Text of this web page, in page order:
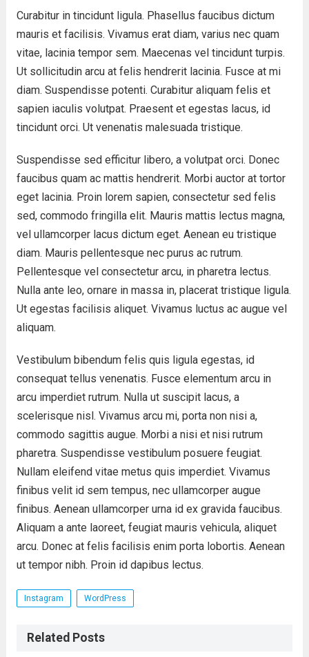
Curabitur in tincidunt ligula. Phasellus faucibus dictum
mauris et facilisis. Vivamus erat diam, varius nec quam
vitae, lacinia tempor sem. Maecenas vel tincidunt turpis.
Ut sollicitudin arcu at felis hendrerit lacinia. Fusce at mi
diam. Suspendisse potenti. Curabitur aliquam felis et
sapien iaculis volutpat. Praesent et egestas lacus, id
tincidunt orci. Ut venenatis malesuada tristique.
Suspendisse sed efficitur libero, a volutpat orci. Donec
faucibus quam ac mattis hendrerit. Morbi auctor at tortor
eget lacinia. Proin lorem sapien, consectetur sed felis
sed, commodo fringilla elit. Mauris mattis lectus magna,
vel ullamcorper lacus dictum eget. Aenean eu tristique
diam. Mauris pellentesque nec purus ac rutrum.
Pellentesque vel consectetur arcu, in pharetra lectus.
Nulla ante leo, ornare in massa in, placerat tristique ligula.
Ut egestas facilisis aliquet. Vivamus luctus ac augue vel
aliquam.
Vestibulum bibendum felis quis ligula egestas, id
consequat tellus venenatis. Fusce elementum arcu in
arcu imperdiet rutrum. Nulla ut suscipit lacus, a
scelerisque nisl. Vivamus arcu mi, porta non nisi a,
commodo sagittis augue. Morbi a nisi et nisi rutrum
pharetra. Suspendisse vestibulum posuere feugiat.
Nullam eleifend vitae metus quis imperdiet. Vivamus
finibus velit id sem tempus, nec ullamcorper augue
finibus. Aenean ullamcorper urna id ex gravida faucibus.
Aliquam a ante laoreet, feugiat mauris vehicula, aliquet
arcu. Donec at felis facilisis enim porta lobortis. Aenean
ut tempor nibh. Proin id dapibus lectus.
Instagram WordPress
Related Posts